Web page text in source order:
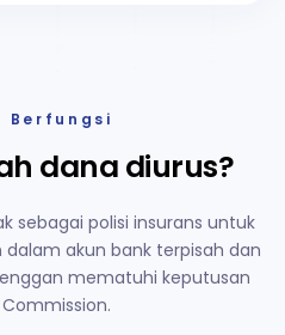
Berfungsi
dana diurus?
sebagai polisi insurans untuk
dalam akun bank terpisah dan
mematuhi keputusan